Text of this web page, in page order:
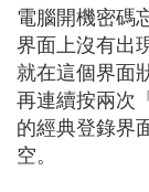
電腦開機密碼
界面上沒有出
就在這個界面
再連續按兩次
的經典登錄界
空。